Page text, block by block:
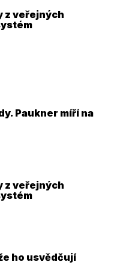
z veřejných
Paukner míří na
z veřejných
ho usvědčují